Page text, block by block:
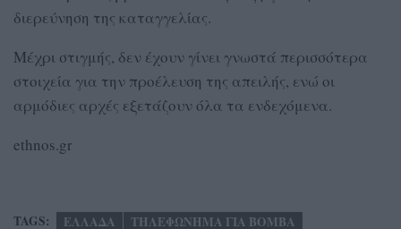
διερεύνηση της καταγγελίας.
Μέχρι στιγμής, δεν έχουν γίνει γνωστά περισσότερα
στοιχεία για την προέλευση της απειλής, ενώ οι
αρμόδιες αρχές εξετάζουν όλα τα ενδεχόμενα.
ethnos.gr
TAGS: ΕΛΛΑΔΑ ΤΗΛΕΦΩΝΗΜΑ ΓΙΑ ΒΟΜΒΑ